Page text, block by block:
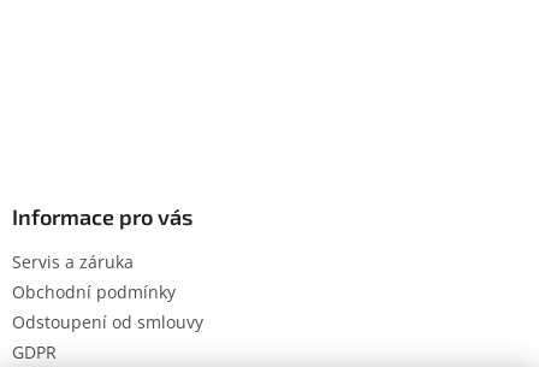
Informace pro vás
Servis a záruka
Obchodní podmínky
Odstoupení od smlouvy
GDPR